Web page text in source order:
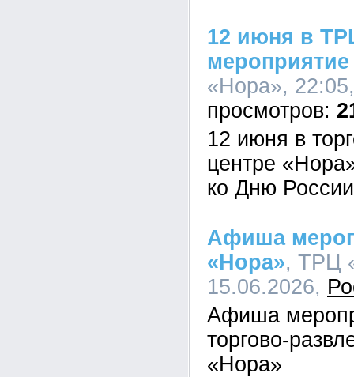
12 июня в
«Нора»,
12 июня в
центре
ко Дню России
Афиша
«Нора», ТРЦ
15.06.2026,
Афиша
торгово-
«Нора»